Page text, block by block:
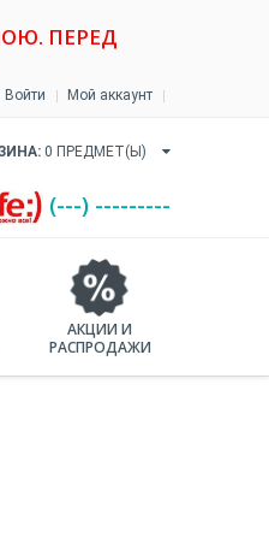
ПЕРЕД
Войти Мой аккаунт
0 ПРЕДМЕТ(Ы)
(---) ---------
АКЦИИ И
РАСПРОДАЖИ